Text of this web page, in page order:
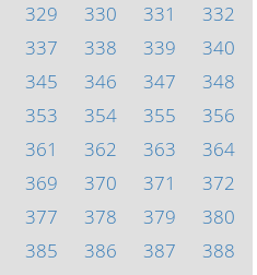
329 330 331
332
337 338 339
340
345 346 347
348
353 354 355
356
361 362 363
364
369 370 371
372
377 378 379
380
385 386 387
388